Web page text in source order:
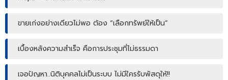
ขายเก่งอย่างเดียวไม่พอ ต้อง “เลือกทรัพย์ให้เป็น”
เบื้องหลังความสำเร็จ คือการประชุมที่ไม่ธรรมดา
เจอปัญหา..นิติบุคคลไม่เป็นระบบ ไม่มีใครรับพัสดุให้!!